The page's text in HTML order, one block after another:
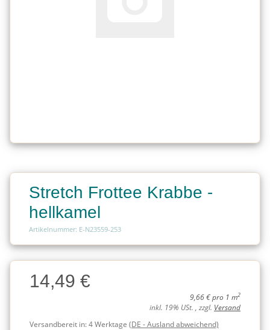
Stretch Frottee Krabbe -
hellkamel
Artikelnummer: E-N23559-253
Charge
Charge14,49 €
9,66 € pro 1 m2
inkl. 19% USt. , zzgl. Versand
Versandbereit in:4 Werktage (DE - Ausland abweichend)